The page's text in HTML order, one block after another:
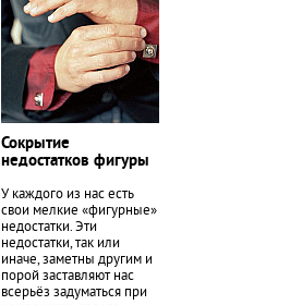
Сокрытие
недостатков фигуры
У каждого из нас есть
свои мелкие «фигурные»
недостатки. Эти
недостатки, так или
иначе, заметны другим и
порой заставляют нас
всерьёз задуматься при